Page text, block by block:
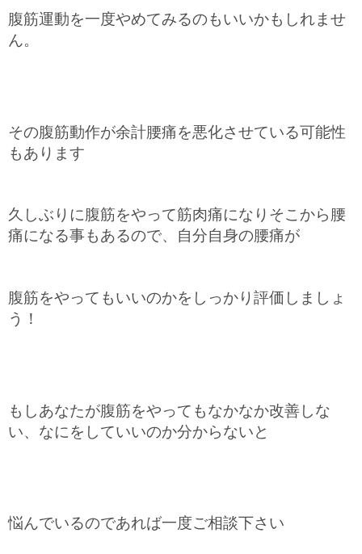
腹筋運動を一度やめてみるのもいいかもしれませ
ん。
その腹筋動作が余計腰痛を悪化させている可能性
もあります
久しぶりに腹筋をやって筋肉痛になりそこから腰
痛になる事もあるので、自分自身の腰痛が
腹筋をやってもいいのかをしっかり評価しましょ
う！
もしあなたが腹筋をやってもなかなか改善しな
い、なにをしていいのか分からないと
悩んでいるのであれば一度ご相談下さい